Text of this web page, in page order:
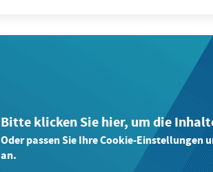
Bitte klicken Sie hier, um die
Oder passen Sie Ihre Cookie-Einstellungen
an.